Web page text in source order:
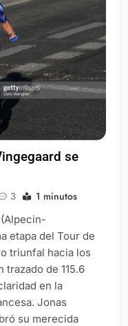
se
3 1 minutos
etapa del Tour de
triunfal hacia los
trazado de 115.6
en la
Jonas
su merecida